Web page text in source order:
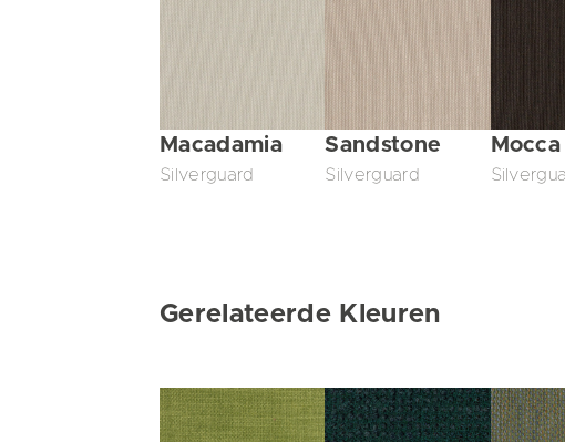
Macadamia
Silverguard
Sandstone
Silverguard
Mocca
Gerelateerde Kleuren